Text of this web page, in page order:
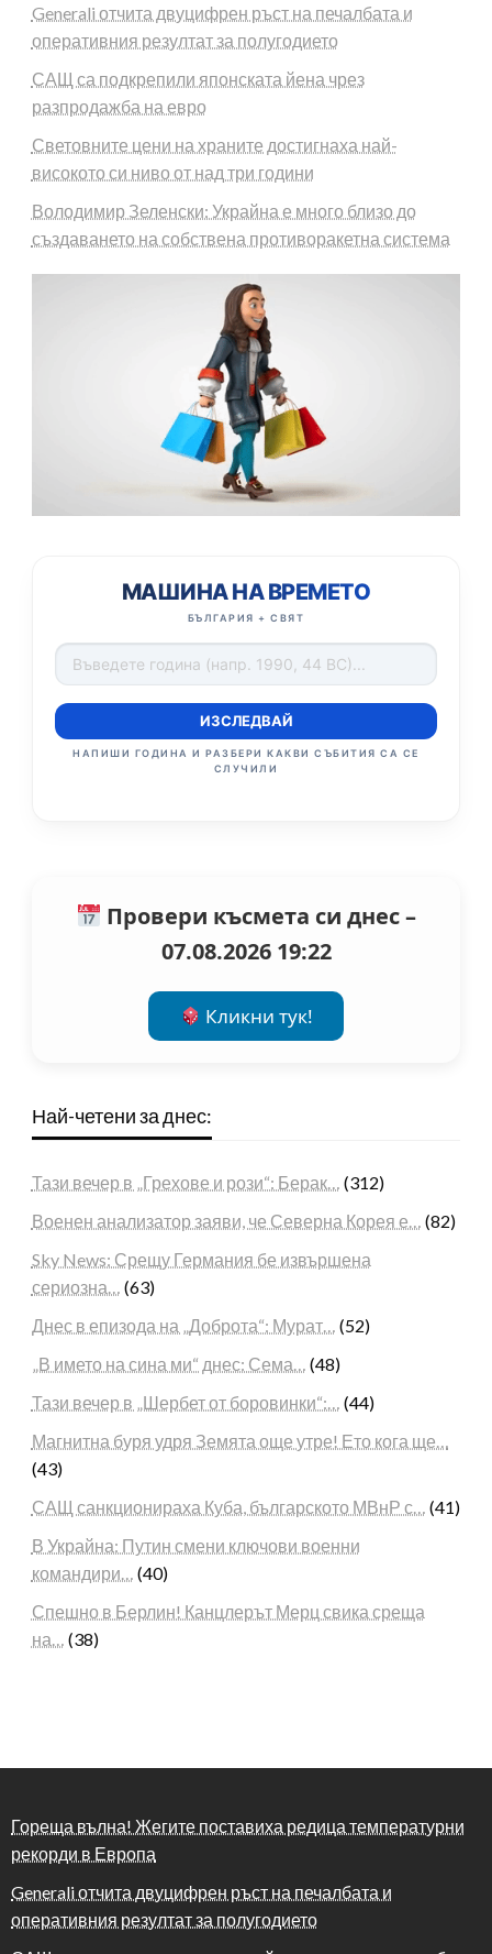
Generali отчита двуцифрен ръст на печалбата и
оперативния резултат за полугодието
САЩ са подкрепили японската йена чрез
разпродажба на евро
Световните цени на храните достигнаха най-
високото си ниво от над три години
Володимир Зеленски: Украйна е много близо до
създаването на собствена противоракетна система
МАШИНА НА ВРЕМЕТО
БЪЛГАРИЯ + СВЯТ
ИЗСЛЕДВАЙ
НАПИШИ ГОДИНА И РАЗБЕРИ КАКВИ СЪБИТИЯ СА СЕ
СЛУЧИЛИ
Провери късмета си днес –
07.08.2026 19:22
Кликни тук!
Най-четени за днес:
Тази вечер в „Грехове и рози“: Берак… (312)
Военен анализатор заяви, че Северна Корея е… (82)
Sky News: Срещу Германия бе извършена
сериозна… (63)
Днес в епизода на „Доброта“: Мурат… (52)
„В името на сина ми“ днес: Сема… (48)
Тази вечер в „Шербет от боровинки“:… (44)
Магнитна буря удря Земята още утре! Ето кога ще…
(43)
САЩ санкционираха Куба, българското МВнР с… (41)
В Украйна: Путин смени ключови военни
командири… (40)
Спешно в Берлин! Канцлерът Мерц свика среща
на… (38)
Гореща вълна! Жегите поставиха редица температурни
рекорди в Европа
Generali отчита двуцифрен ръст на печалбата и
оперативния резултат за полугодието